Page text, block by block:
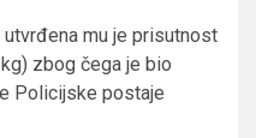
mu je prisutnost
zbog čega je bio
Policijske postaje